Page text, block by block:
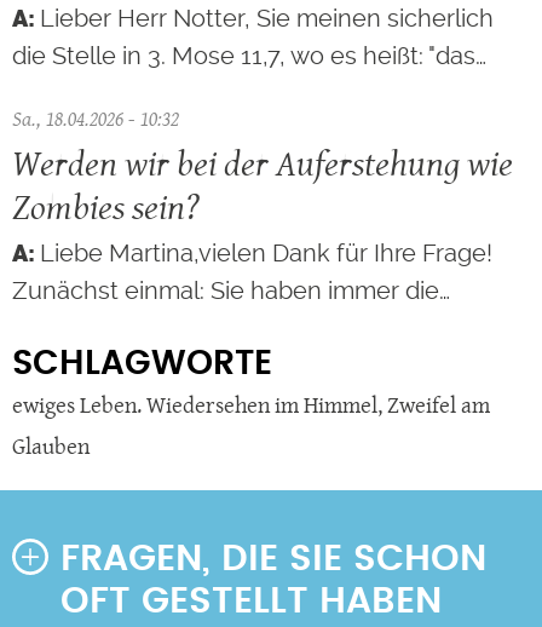
Lieber Herr Notter, Sie meinen sicherlich
die Stelle in 3. Mose 11,7, wo es heißt: "das…
Sa., 18.04.2026 - 10:32
Werden wir bei der Auferstehung wie
Zombies sein?
Liebe Martina,vielen Dank für Ihre Frage!
Zunächst einmal: Sie haben immer die…
SCHLAGWORTE
ewiges Leben. Wiedersehen im Himmel,Zweifel am
Glauben
FRAGEN, DIE SIE SCHON
OFT GESTELLT HABEN